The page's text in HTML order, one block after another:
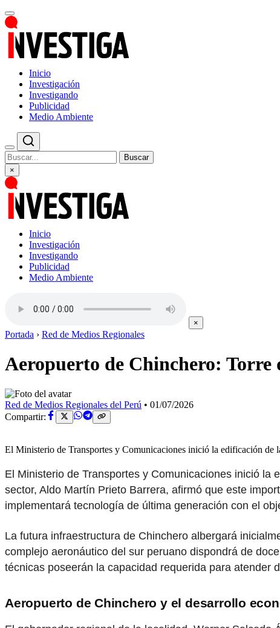
Inicio
Investigación
Investigando
Publicidad
Medio Ambiente
Buscar
×
Inicio
Investigación
Investigando
Publicidad
Medio Ambiente
×
Portada › Red de Medios Regionales
Aeropuerto de Chinchero: Torre
Red de Medios Regionales del Perú • 01/07/2026
Compartir:
El Ministerio de Transportes y Comunicaciones inició la edificación
El Ministerio de Transportes y Comunicaciones inició la
sector, Aldo Martín Prieto Barrera, afirmó que este
implementará tecnología de última generación con el
La futura infraestructura de Chinchero albergará
complejo aeronáutico del sur peruano dispondrá de
técnicas poseerán la capacidad requerida para atender
Aeropuerto de Chinchero y el desarrollo